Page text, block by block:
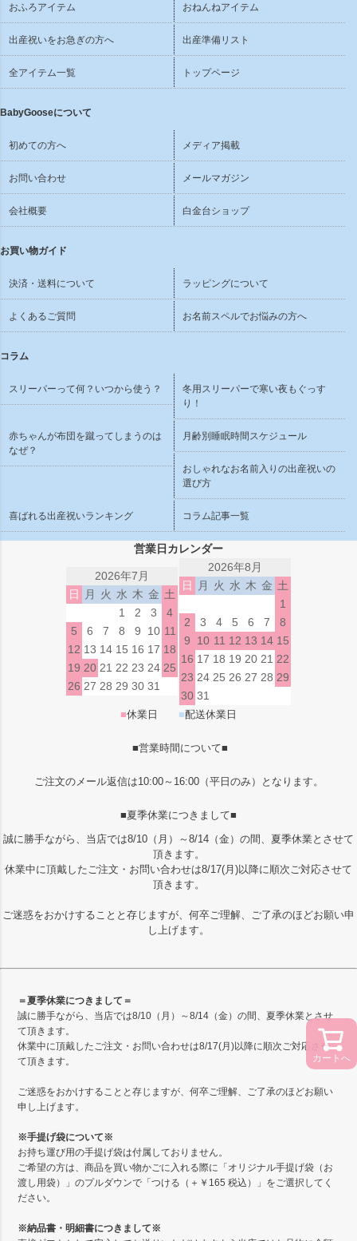
カートへ
おふろアイテム おねんねアイテム
出産祝いをお急ぎの方へ 出産準備リスト
全アイテム一覧 トップページ
BabyGooseについて
初めての方へ メディア掲載
お問い合わせ メールマガジン
会社概要 白金台ショップ
お買い物ガイド
決済・送料について ラッピングについて
よくあるご質問 お名前スペルでお悩みの方へ
コラム
スリーパーって何？いつから使う？
冬用スリーパーで寒い夜もぐっす
り！
赤ちゃんが布団を蹴ってしまうのは
なぜ？
月齢別睡眠時間スケジュール
おしゃれなお名前入りの出産祝いの
選び方
喜ばれる出産祝いランキング コラム記事一覧
営業日カレンダー
2026年7月
日
月 火 水 木 金 土
1
2 3
4
5
6 7 8 9 10 11
12 13 14 15 16 17 18
19 20 21 22 23 24 25
26 27 28 29 30 31
2026年8月
日
月 火 水 木 金 土
1
2
3 4 5 6 7
8
9
10 11 12 13 14 15
16 17 18 19 20 21 22
23 24 25 26 27 28 29
30 31
■休業日 ■配送休業日
■営業時間について■
ご注文のメール返信は10:00～16:00（平日のみ）となります。
■夏季休業につきまして■
誠に勝手ながら、当店では8/10（月）～8/14（金）の間、夏季休業とさせて
頂きます。
休業中に頂戴したご注文・お問い合わせは8/17(月)以降に順次ご対応させて
頂きます。
ご迷惑をおかけすることと存じますが、何卒ご理解、ご了承のほどお願い申
し上げます。
＝夏季休業につきまして＝
誠に勝手ながら、当店では8/10（月）～8/14（金）の間、夏季休業とさせ
て頂きます。
休業中に頂戴したご注文・お問い合わせは8/17(月)以降に順次ご対応させ
て頂きます。
ご迷惑をおかけすることと存じますが、何卒ご理解、ご了承のほどお願い
申し上げます。
※手提げ袋について※
お持ち運び用の手提げ袋は付属しておりません。
ご希望の方は、商品を買い物かごに入れる際に「オリジナル手提げ袋（お
渡し用袋）」のプルダウンで「つける（＋￥165 税込）」をご選択してく
ださい。
※納品書・明細書につきまして※